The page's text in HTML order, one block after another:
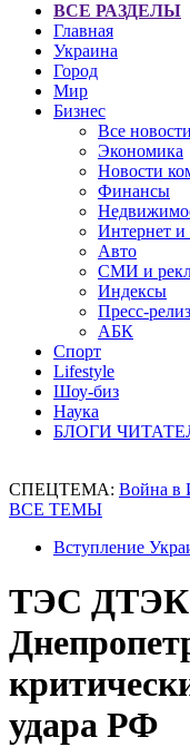
ВСЕ РАЗДЕЛЫ
Главная
Украина
Город
Мир
Бизнес
Все
Экономика
Новости
Финансы
Интернет
Авто
СМИ и
Индексы
Пресс-
АБК
Спорт
Lifestyle
Шоу-биз
Наука
БЛОГИ
СПЕЦТЕМА: Война в
ВСЕ ТЕМЫ
Вступление
ТЭС ДТЭК
удара РФ